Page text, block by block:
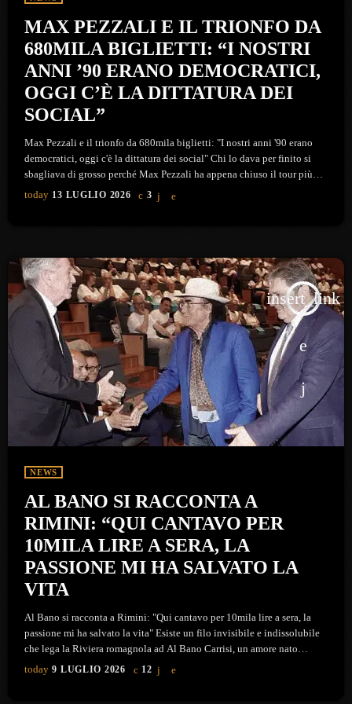
MAX PEZZALI E IL TRIONFO DA
680MILA BIGLIETTI: “I NOSTRI
ANNI ’90 ERANO DEMOCRATICI,
OGGI C’È LA DITTATURA DEI
SOCIAL”
Max Pezzali e il trionfo da 680mila biglietti: "I nostri anni '90 erano
democratici, oggi c'è la dittatura dei social" Chi lo dava per finito si
sbagliava di grosso perché Max Pezzali ha appena chiuso il tour più
venduto dell'anno con l'incredibile cifra di 683mila biglietti. La grande
festa finale si è tenuta nella cornice di un San Siro completamente
today 13 LUGLIO 2026 3
insert_link
NEWS
AL BANO SI RACCONTA A
RIMINI: “QUI CANTAVO PER
10MILA LIRE A SERA, LA
PASSIONE MI HA SALVATO LA
VITA
Al Bano si racconta a Rimini: "Qui cantavo per 10mila lire a sera, la
passione mi ha salvato la vita" Esiste un filo invisibile e indissolubile
che lega la Riviera romagnola ad Al Bano Carrisi, un amore nato
lontano nel tempo che si è riacceso sul palco del Palacongressi di
today 9 LUGLIO 2026 12